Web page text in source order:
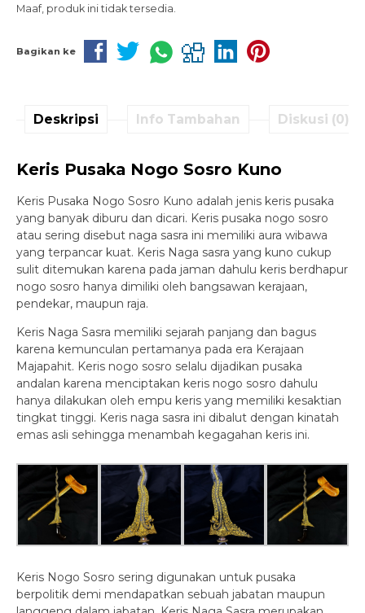
Maaf, produk ini tidak tersedia.
Bagikan ke
Deskripsi Info Tambahan Diskusi (0)
Keris Pusaka Nogo Sosro Kuno
Keris Pusaka Nogo Sosro Kuno adalah jenis keris pusaka
yang banyak diburu dan dicari. Keris pusaka nogo sosro
atau sering disebut naga sasra ini memiliki aura wibawa
yang terpancar kuat. Keris Naga sasra yang kuno cukup
sulit ditemukan karena pada jaman dahulu keris berdhapur
nogo sosro hanya dimiliki oleh bangsawan kerajaan,
pendekar, maupun raja.
Keris Naga Sasra memiliki sejarah panjang dan bagus
karena kemunculan pertamanya pada era Kerajaan
Majapahit. Keris nogo sosro selalu dijadikan pusaka
andalan karena menciptakan keris nogo sosro dahulu
hanya dilakukan oleh empu keris yang memiliki kesaktian
tingkat tinggi. Keris naga sasra ini dibalut dengan kinatah
emas asli sehingga menambah kegagahan keris ini.
Keris Nogo Sosro sering digunakan untuk pusaka
berpolitik demi mendapatkan sebuah jabatan maupun